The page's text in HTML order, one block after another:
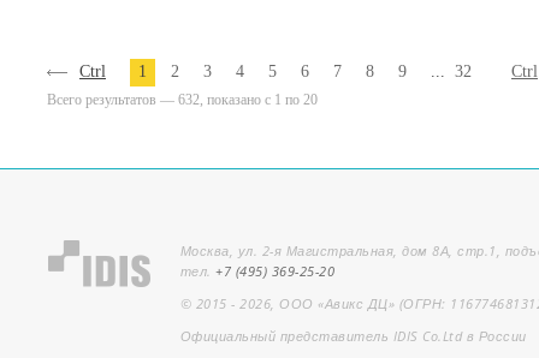
Ctrl 1 2 3 4 5 6 7 8 9 ... 32 Ctrl
Всего результатов — 632, показано с 1 по 20
Москва, ул. 2-я Магистральная, дом 8А, стр.1,
тел.+7 (495) 369-25-20
© 2015 - 2026, ООО «Авикс ДЦ» (ОГРН:
Официальный представитель IDIS Co.Ltd в России